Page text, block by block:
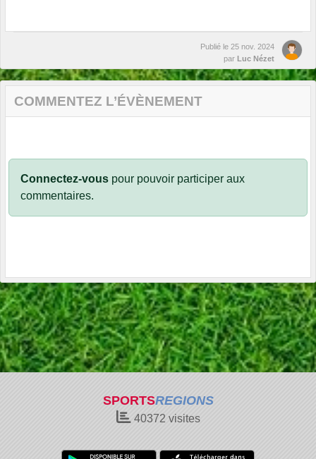
Publié le 25 nov. 2024
par Luc Nézet
COMMENTEZ L’ÉVÈNEMENT
Connectez-vous pour pouvoir participer aux
commentaires.
SPORTSREGIONS
40372 visites